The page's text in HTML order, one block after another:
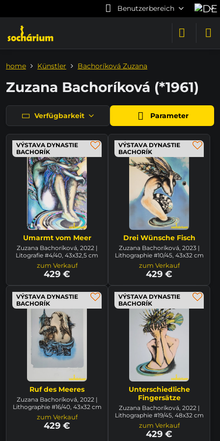
Benutzerbereich
home Künstler Bachoríková Zuzana
Zuzana Bachoríková (*1961)
Verfügbarkeit Parameter
VÝSTAVA DYNASTIE
BACHORÍK
Umarmt vom Meer
Zuzana Bachoríková, 2022 |
Litografie #4/40, 43x32,5 cm
zum Verkauf
429 €
VÝSTAVA DYNASTIE
BACHORÍK
Drei Wünsche Fisch
Zuzana Bachoríková, 2023 |
Lithographie #10/45, 43x32 cm
zum Verkauf
429 €
VÝSTAVA DYNASTIE
BACHORÍK
Ruf des Meeres
Zuzana Bachoríková, 2022 |
Lithographie #16/40, 43x32 cm
zum Verkauf
429 €
VÝSTAVA DYNASTIE
BACHORÍK
Unterschiedliche
Fingersätze
Zuzana Bachoríková, 2022 |
Lithographie #19/45, 48x32 cm
zum Verkauf
429 €